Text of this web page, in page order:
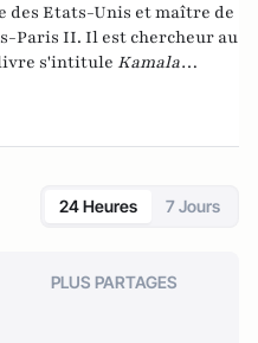
des Etats-Unis et maître de
Paris II. Il est chercheur au
s'intitule Kamala
Il est également l'auteur de
l'Amérique
Barack Obama
(Nouveau Monde, 2020) et
24 Heures 7 Jours
PLUS PARTAGES